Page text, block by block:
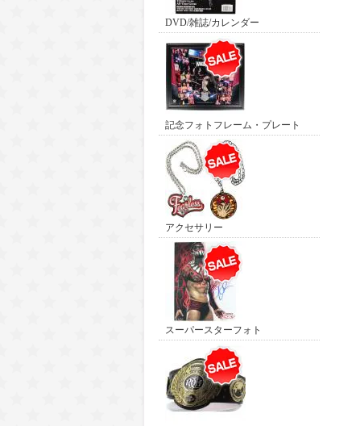
DVD/雑誌/カレンダー
記念フォトフレーム・プレート
アクセサリー
スーパースターフォト